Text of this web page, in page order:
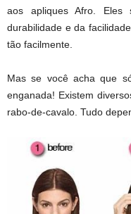
aos apliques Afro.
durabilidade e da
tão facilmente.
Mas se você acha que
enganada! Existem
rabo-de-cavalo. Tudo